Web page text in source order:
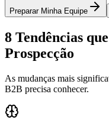
Preparar Minha Equipe
8 Tendências
Prospecção
As mudanças mais
B2B precisa conhecer.